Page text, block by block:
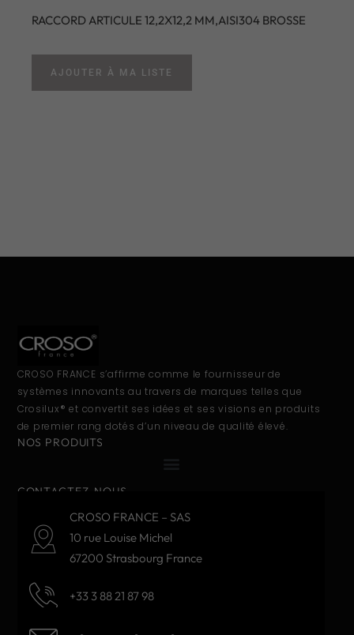
RACCORD ARTICULE 12,2X12,2 MM,AISI304 BROSSE
AJOUTER À MA LISTE
CROSO FRANCE s’affirme comme le fournisseur de
systèmes innovants au travers de marques telles que
Crosilux® et convertit ses idées et ses visions en produits
de premier rang dotés d’un niveau de qualité élevé.
NOS PRODUITS
CONTACTEZ-NOUS
CROSO FRANCE – SAS
10 rue Louise Michel
67200 Strasbourg France
+33 3 88 21 87 98